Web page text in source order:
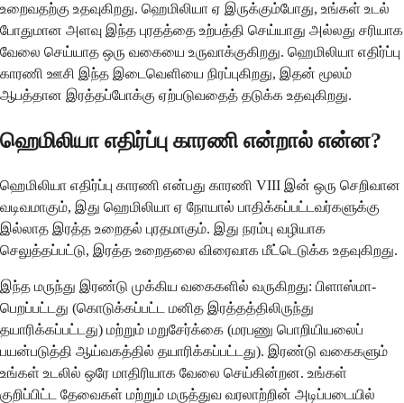
உறைவதற்கு உதவுகிறது. ஹெமிலியா ஏ இருக்கும்போது, உங்கள் உடல்
போதுமான அளவு இந்த புரதத்தை உற்பத்தி செய்யாது அல்லது சரியாக
வேலை செய்யாத ஒரு வகையை உருவாக்குகிறது. ஹெமிலியா எதிர்ப்பு
காரணி ஊசி இந்த இடைவெளியை நிரப்புகிறது, இதன் மூலம்
ஆபத்தான இரத்தப்போக்கு ஏற்படுவதைத் தடுக்க உதவுகிறது.
ஹெமிலியா எதிர்ப்பு காரணி என்றால் என்ன?
ஹெமிலியா எதிர்ப்பு காரணி என்பது காரணி VIII இன் ஒரு செறிவான
வடிவமாகும், இது ஹெமிலியா ஏ நோயால் பாதிக்கப்பட்டவர்களுக்கு
இல்லாத இரத்த உறைதல் புரதமாகும். இது நரம்பு வழியாக
செலுத்தப்பட்டு, இரத்த உறைதலை விரைவாக மீட்டெடுக்க உதவுகிறது.
இந்த மருந்து இரண்டு முக்கிய வகைகளில் வருகிறது: பிளாஸ்மா-
பெறப்பட்டது (கொடுக்கப்பட்ட மனித இரத்தத்திலிருந்து
தயாரிக்கப்பட்டது) மற்றும் மறுசேர்க்கை (மரபணு பொறியியலைப்
பயன்படுத்தி ஆய்வகத்தில் தயாரிக்கப்பட்டது). இரண்டு வகைகளும்
உங்கள் உடலில் ஒரே மாதிரியாக வேலை செய்கின்றன. உங்கள்
குறிப்பிட்ட தேவைகள் மற்றும் மருத்துவ வரலாற்றின் அடிப்படையில்